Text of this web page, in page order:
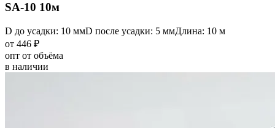
SA-10 10м
D до усадки: 10 ммD после усадки: 5 ммДлина: 10 м
от 446 ₽
опт от объёма
в наличии